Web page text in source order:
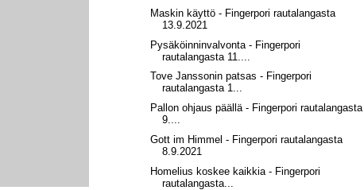
Maskin käyttö - Fingerpori rautalangasta
13.9.2021
Pysäköinninvalvonta - Fingerpori
rautalangasta 11....
Tove Janssonin patsas - Fingerpori
rautalangasta 1...
Pallon ohjaus päällä - Fingerpori rautalangasta
9....
Gott im Himmel - Fingerpori rautalangasta
8.9.2021
Homelius koskee kaikkia - Fingerpori
rautalangasta...